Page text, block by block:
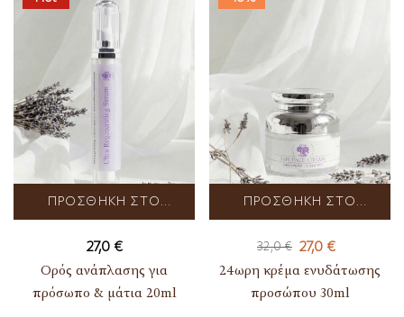
ΠΡΟΣΘΉΚΗ ΣΤΟ
27,0 €
Ορός ανάπλασης για
πρόσωπο & μάτια 20ml
ΠΡΟΣΘΉΚΗ ΣΤΟ
32,0€ 27,0 €
24ωρη κρέμα ενυδάτωσης
προσώπου 30ml